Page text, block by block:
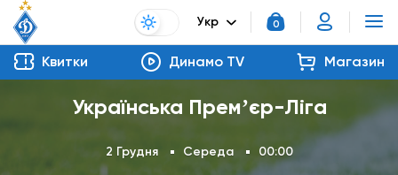
Укр 0
Квитки Динамо TV Магазин
Українська Премʼєр-Ліга
2 Грудня Середа 00:00